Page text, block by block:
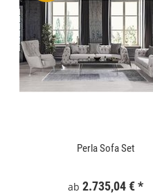
Perla Sofa Set
ab 2.735,04 €*